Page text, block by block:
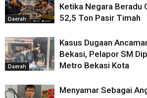
Daerah
Ketika Negara Beradu
52,5 Ton Pasir Timah
Daerah
Kasus Dugaan
Bekasi, Pelapor SM
Metro Bekasi Kota
Menyamar Sebagai